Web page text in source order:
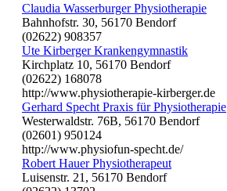
Claudia Wasserburger Physiotherapie
Bahnhofstr. 30, 56170 Bendorf
(02622) 908357
Ute Kirberger Krankengymnastik
Kirchplatz 10, 56170 Bendorf
(02622) 168078
http://www.physiotherapie-kirberger.de
Gerhard Specht Praxis für Physiotherapie
Westerwaldstr. 76B, 56170 Bendorf
(02601) 950124
http://www.physiofun-specht.de/
Robert Hauer Physiotherapeut
Luisenstr. 21, 56170 Bendorf